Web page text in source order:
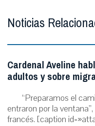
Noticias
Cardenal Aveline
adultos y sobre
“Preparamos el
entraron por la
francés. [caption